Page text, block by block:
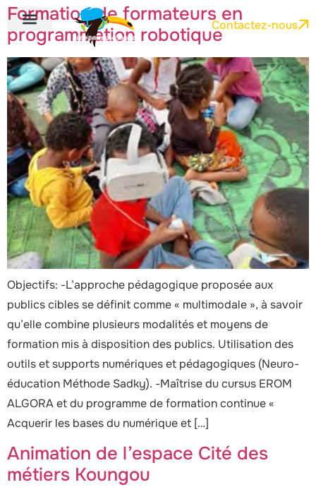
Contactez-nous
Formation de formateurs en
programmation robotique
Objectifs: -L’approche pédagogique proposée aux
publics cibles se définit comme « multimodale », à savoir
qu’elle combine plusieurs modalités et moyens de
formation mis à disposition des publics. Utilisation des
outils et supports numériques et pédagogiques (Neuro-
éducation Méthode Sadky). -Maîtrise du cursus EROM
ALGORA et du programme de formation continue «
Acquerir les bases du numérique et […]
Animation de l’espace Cité des
métiers Koungou